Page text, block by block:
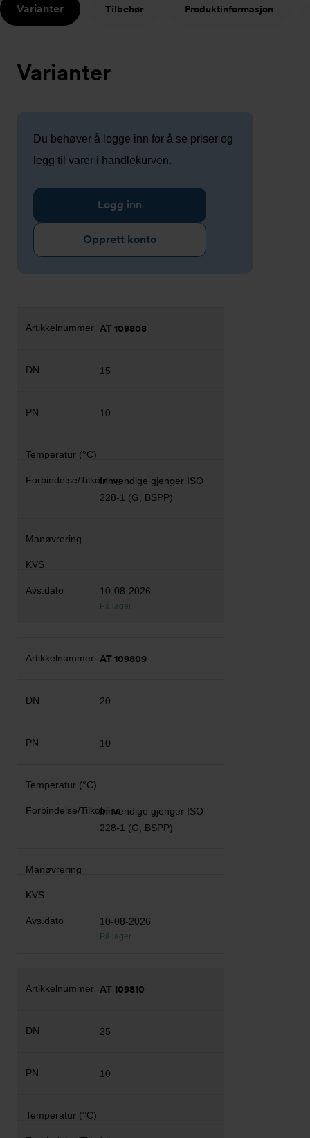
Varianter Tilbehør Produktinformasjon
Varianter
Du behøver å logge inn for å se priser og
legg til varer i handlekurven.
Logg inn
Opprett konto
AT 109808
15
10
Innvendige gjenger ISO
228-1 (G, BSPP)
10-08-2026
På lager
AT 109809
20
10
Innvendige gjenger ISO
228-1 (G, BSPP)
10-08-2026
På lager
AT 109810
25
10